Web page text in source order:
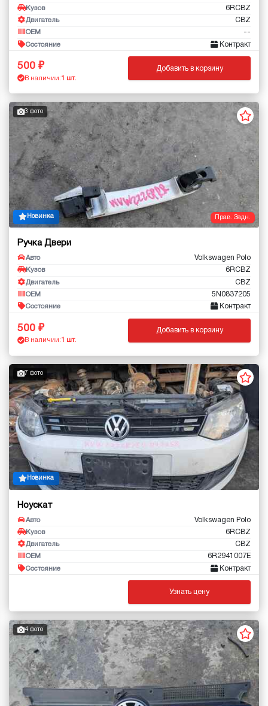
Кузов 6RCBZ
Двигатель CBZ
OEM --
Состояние Контракт
500
В наличии: 1 шт.
Добавить в корзину
Прав. Задн.
3 фото
Новинка
Ручка Двери
Авто Volkswagen Polo
Кузов 6RCBZ
Двигатель CBZ
OEM 5N0837205
Состояние Контракт
500
В наличии: 1 шт.
Добавить в корзину
7 фото
Новинка
Ноускат
Авто Volkswagen Polo
Кузов 6RCBZ
Двигатель CBZ
OEM 6R2941007E
Состояние Контракт
Узнать цену
4 фото